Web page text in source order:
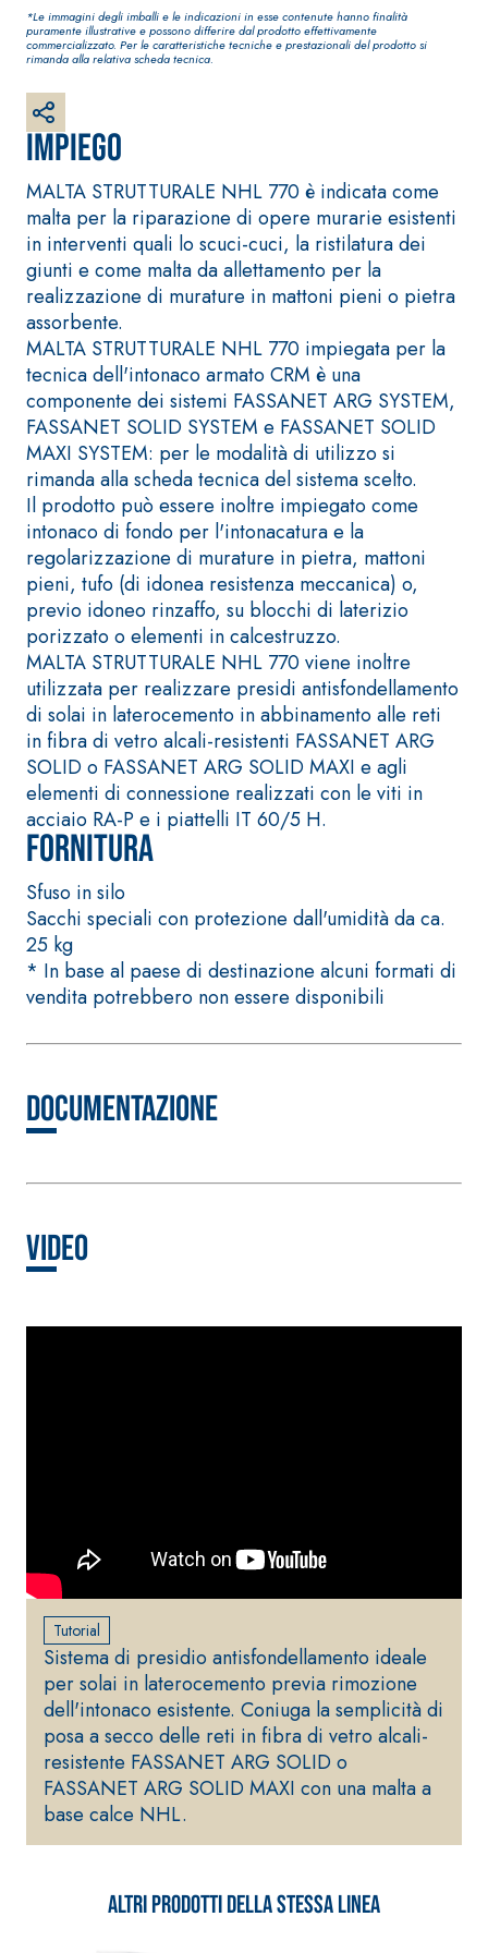
Impiego
MALTA STRUTTURALE NHL 770 è indicata come
malta per la riparazione di opere murarie esistenti
in interventi quali lo scuci-cuci, la ristilatura dei
giunti e come malta da allettamento per la
realizzazione di murature in mattoni pieni o pietra
assorbente.
MALTA STRUTTURALE NHL 770 impiegata per la
tecnica dell'intonaco armato CRM è una
componente dei sistemi FASSANET ARG SYSTEM,
FASSANET SOLID SYSTEM e FASSANET SOLID
MAXI SYSTEM: per le modalità di utilizzo si
rimanda alla scheda tecnica del sistema scelto.
Il prodotto può essere inoltre impiegato come
intonaco di fondo per l'intonacatura e la
regolarizzazione di murature in pietra, mattoni
pieni, tufo (di idonea resistenza meccanica) o,
previo idoneo rinzaffo, su blocchi di laterizio
porizzato o elementi in calcestruzzo.
MALTA STRUTTURALE NHL 770 viene inoltre
utilizzata per realizzare presidi antisfondellamento
di solai in laterocemento in abbinamento alle reti
in fibra di vetro alcali-resistenti FASSANET ARG
SOLID o FASSANET ARG SOLID MAXI e agli
elementi di connessione realizzati con le viti in
acciaio RA-P e i piattelli IT 60/5 H.
Fornitura
Sfuso in silo
Sacchi speciali con protezione dall'umidità da ca.
25 kg
* In base al paese di destinazione alcuni formati di
vendita potrebbero non essere disponibili
*Le immagini degli imballi e le indicazioni in esse contenute hanno finalità
puramente illustrative e possono differire dal prodotto effettivamente
commercializzato. Per le caratteristiche tecniche e prestazionali del prodotto si
rimanda alla relativa scheda tecnica.
Documentazione
Video
Tutorial
Sistema di presidio antisfondellamento ideale
per solai in laterocemento previa rimozione
dell'intonaco esistente. Coniuga la semplicità di
posa a secco delle reti in fibra di vetro alcali-
resistente FASSANET ARG SOLID o
FASSANET ARG SOLID MAXI con una malta a
base calce NHL.
Altri prodotti della stessa linea
fibrorinforzato a base di
calce aerea, per interni
Sistema RIPRISTINO DEL
CALCESTRUZZO
PRODOTTI TIXOTROPICI
GEOACTIVE R4 40
Malta rapida contenente
speciali leganti
solfatoresistenti, polimero-
modificata, tixotropica,
fibrorinforzata, per la
passivazione, riparazione,
rasatura e protezione di
strutture in calcestruzzo
FASSAFLOOR
POSA
FASSAFLOOR
Lisciatura
base di
termica per la
realizzazione
radianti a
Sistema ISOLAMENTO
TERMICO FASSATHERM
COLLANTI E RASANTI
A 96 RESPHIRA
Collante-rasante
alleggerito, fibrato, con
calce idraulica naturale